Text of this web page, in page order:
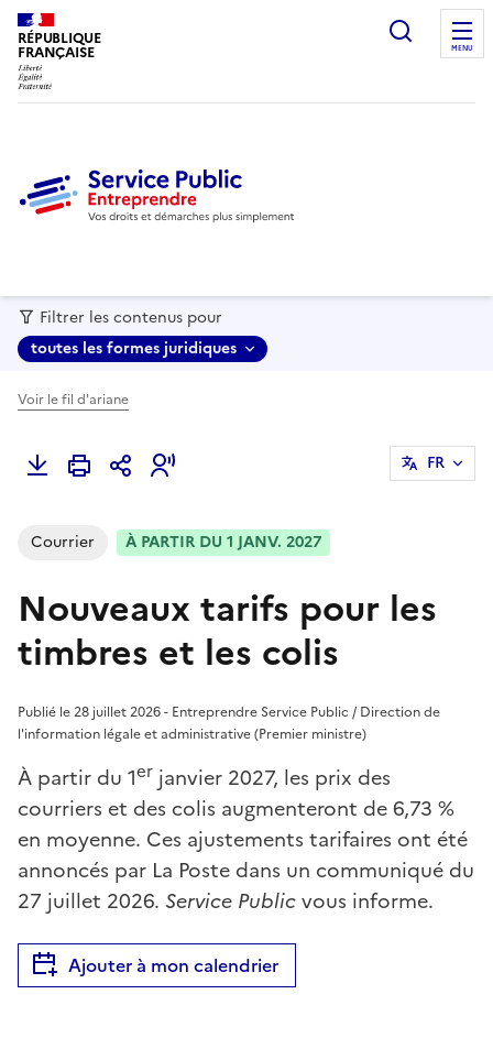
RÉPUBLIQUE
FRANÇAISE MENU
Filtrer les contenus pour
toutes les formes juridiques
Voir le fil d'ariane
FR
Courrier À PARTIR DU 1 JANV. 2027
Nouveaux tarifs pour les
timbres et les colis
Publié le 28 juillet 2026 - Entreprendre Service Public / Direction de
l'information légale et administrative (Premier ministre)
À partir du 1er janvier 2027, les prix des
courriers et des colis augmenteront de 6,73 %
en moyenne. Ces ajustements tarifaires ont été
annoncés par La Poste dans un communiqué du
27 juillet 2026. Service Publicvous informe.
Ajouter à mon calendrier